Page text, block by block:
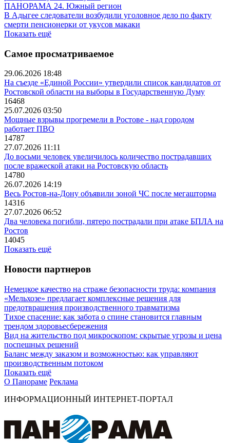
ПАНОРАМА 24. Южный регион
В Адыгее следователи возбудили уголовное дело по факту
смерти пенсионерки от укусов макаки
Показать ещё
Самое просматриваемое
29.06.2026 18:48
На съезде «Единой России» утвердили список кандидатов от
Ростовской области на выборы в Государственную Думу
16468
25.07.2026 03:50
Мощные взрывы прогремели в Ростове - над городом
работает ПВО
14787
27.07.2026 11:11
До восьми человек увеличилось количество пострадавших
после вражеской атаки на Ростовскую область
14780
26.07.2026 14:19
Весь Ростов-на-Дону объявили зоной ЧС после мегашторма
14316
27.07.2026 06:52
Два человека погибли, пятеро пострадали при атаке БПЛА на
Ростов
14045
Показать ещё
Новости партнеров
Немецкое качество на страже безопасности труда: компания
«Мельхозе» предлагает комплексные решения для
предотвращения производственного травматизма
Тихое спасение: как забота о спине становится главным
трендом здоровьесбережения
Вид на жительство под микроскопом: скрытые угрозы и цена
поспешных решений
Баланс между заказом и возможностью: как управляют
производственным потоком
Показать ещё
О Панораме Реклама
ИНФОРМАЦИОННЫЙ ИНТЕРНЕТ-ПОРТАЛ